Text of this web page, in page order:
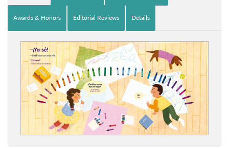
Awards & Honors Editorial Reviews Details